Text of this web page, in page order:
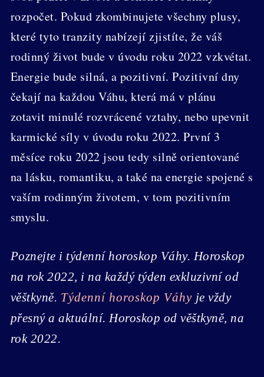
rozpočet. Pokud zkombinujete všechny plusy,
které tyto tranzity nabízejí zjistíte, že váš
rodinný život bude v úvodu roku 2022 vzkvétat.
Energie bude silná, a pozitivní. Pozitivní dny
čekají na každou Váhu, která má v plánu
zotavit minulé rozvrácené vztahy, nebo upevnit
karmické síly v úvodu roku 2022. První 3
měsíce roku 2022 jsou tedy silně orientované
na lásku, romantiku, a také na energie spojené s
vaším rodinným životem, v tom pozitivním
smyslu.
Poznejte i týdenní horoskop Váhy. Horoskop
na rok 2022, i na každý týden exkluzivní od
věštkyně. Týdenní horoskop Váhy je vždy
přesný a aktuální. Horoskop od věštkyně, na
rok 2022.